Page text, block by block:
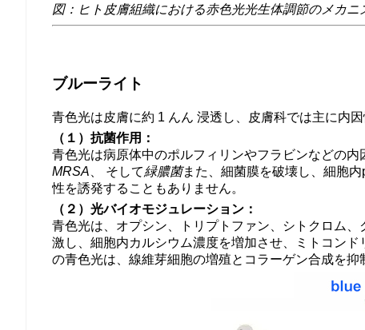
図：ヒト皮膚組織における赤色光光生体調節のメカニ
ブルーライト
青色光は皮膚に約 1 んん 浸透し、皮膚科では主に内
（１）抗菌作用：
青色光は病原体中のポルフィリンやフラビンなどの
MRSA 、 そして緑膿菌また、細菌膜を破壊し、細胞
性を誘発することもありません。
（２）光バイオモジュレーション：
青色光は、オプシン、トリプトファン、シトクロム
激し、細胞内カルシウム濃度を増加させ、ミトコン
の青色光は、線維芽細胞の増殖とコラーゲン合成を抑